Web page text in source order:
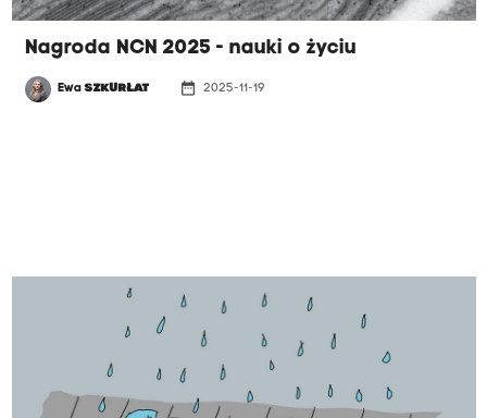
Nagroda NCN 2025 - nauki o życiu
EwaSZKURŁAT date_range 2025-11-19